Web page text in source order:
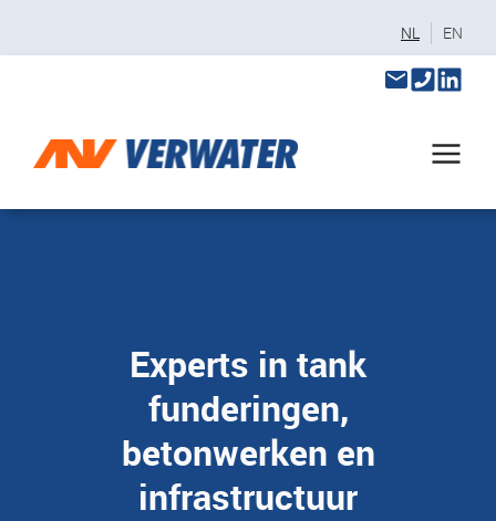
NL EN
Experts in tank
funderingen,
betonwerken en
infrastructuur